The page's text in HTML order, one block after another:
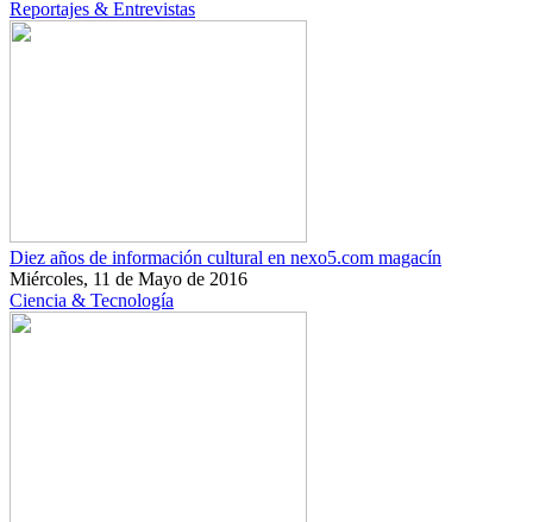
Reportajes & Entrevistas
Diez años de información cultural en nexo5.com magacín
Miércoles, 11 de Mayo de 2016
Ciencia & Tecnología